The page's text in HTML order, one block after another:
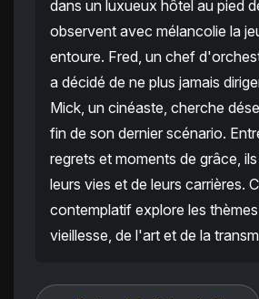
dans un luxueux hôtel au pied
observent avec mélancolie la
entoure. Fred, un chef
a décidé de ne plus jamais
Mick, un cinéaste, cherche
fin de son dernier scénario.
regrets et moments de grâce,
leurs vies et de leurs carrières.
contemplatif explore les
vieillesse, de l'art et de la